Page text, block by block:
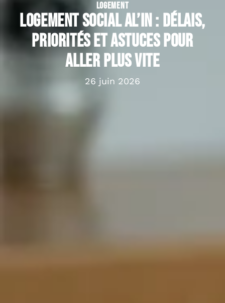
LOGEMENT
Logement social AL’in : délais,
priorités et astuces pour
aller plus vite
26 juin 2026